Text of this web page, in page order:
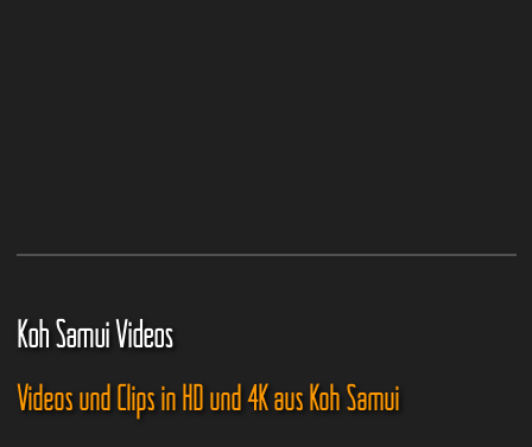
Koh Samui Videos
Videos und Clips in HD und 4K aus Koh Samui